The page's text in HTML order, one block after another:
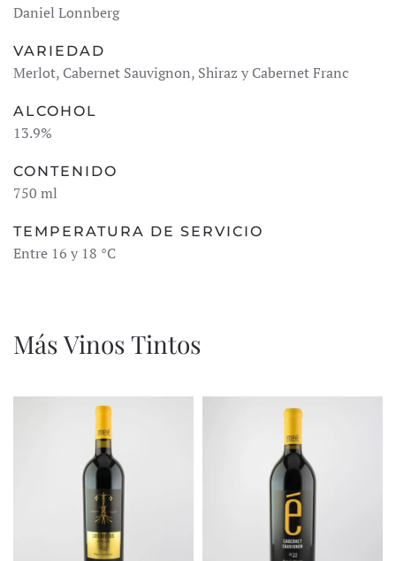
Daniel Lonnberg
VARIEDAD
Merlot, Cabernet Sauvignon, Shiraz y Cabernet Franc
ALCOHOL
13.9%
CONTENIDO
750 ml
TEMPERATURA DE SERVICIO
Entre 16 y 18 °C
Más Vinos Tintos